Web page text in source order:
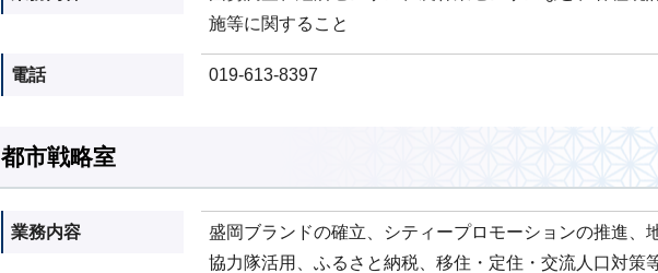
施等に関すること
電話 019-613-8397
都市戦略室
業務内容
盛岡ブランドの確立、シティープロモーションの推進、
協力隊活用、ふるさと納税、移住・定住・交流人口対策